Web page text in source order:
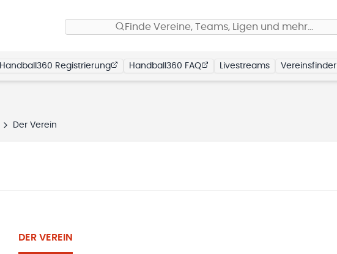
Finde Vereine, Teams, Ligen und mehr…
Handball360 Registrierung Handball360 FAQ Livestreams Vereinsfinder
Der Verein
DER VEREIN